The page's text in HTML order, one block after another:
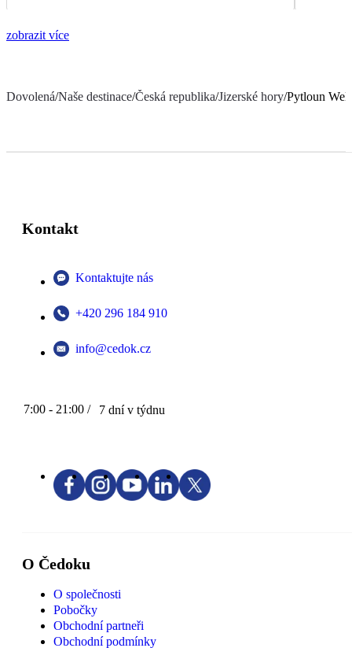
zobrazit více
Dovolená/Naše destinace/Česká republika/Jizerské hory/Pytloun
Kontakt
Kontaktujte nás
+420 296 184 910
info@cedok.cz
7:00 - 21:00 / 7 dní v týdnu
O Čedoku
O společnosti
Pobočky
Obchodní partneři
Obchodní podmínky